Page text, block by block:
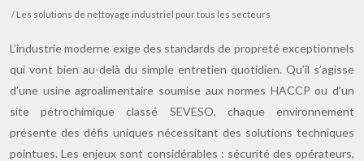
/ Les solutions de nettoyage industriel pour tous les secteurs
L’industrie moderne exige des standards de propreté exceptionnels
qui vont bien au-delà du simple entretien quotidien. Qu’il s’agisse
d’une usine agroalimentaire soumise aux normes HACCP ou d’un
site pétrochimique classé SEVESO, chaque environnement
présente des défis uniques nécessitant des solutions techniques
pointues. Les enjeux sont considérables : sécurité des opérateurs,